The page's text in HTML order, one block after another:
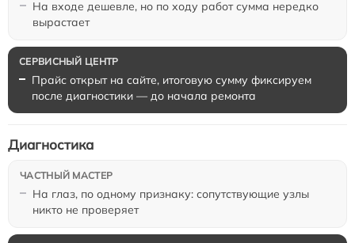
На входе дешевле, но по ходу работ сумма нередко
вырастает
Прайс открыт на сайте, итоговую сумму фиксируем
после диагностики — до начала ремонта
На глаз, по одному признаку: сопутствующие узлы
никто не проверяет
Диагностика